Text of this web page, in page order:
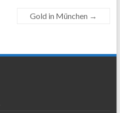
Gold in München →